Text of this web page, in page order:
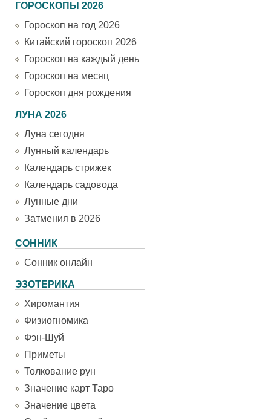
ГОРОСКОПЫ 2026
Гороскоп на год 2026
Китайский гороскоп 2026
Гороскоп на каждый день
Гороскоп на месяц
Гороскоп дня рождения
ЛУНА 2026
Луна сегодня
Лунный календарь
Календарь стрижек
Календарь садовода
Лунные дни
Затмения в 2026
СОННИК
Сонник онлайн
ЭЗОТЕРИКА
Хиромантия
Физиогномика
Фэн-Шуй
Приметы
Толкование рун
Значение карт Таро
Значение цвета